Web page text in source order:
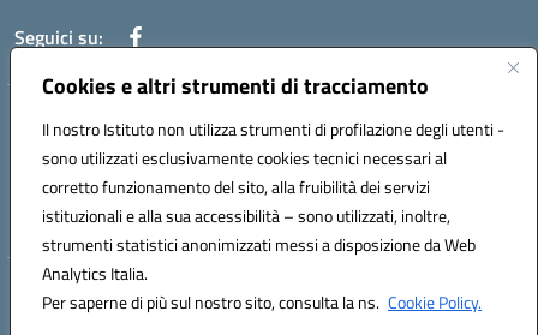
Cookies e altri strumenti di tracciamento
Il nostro Istituto non utilizza strumenti di profilazione degli utenti -
sono utilizzati esclusivamente cookies tecnici necessari al
corretto funzionamento del sito, alla fruibilità dei servizi
istituzionali e alla sua accessibilità – sono utilizzati, inoltre,
strumenti statistici anonimizzati messi a disposizione da Web
Analytics Italia.
Per saperne di più sul nostro sito, consulta la ns. Cookie Policy.
Seguici su:
Telefono: 0881814875
Mail: fgic86100g@istruzione.it PEC: fgic86100g@pec.istruzione.it
Codice univoco ufficio: UF0Y26 Codice IPA: istsc_fgic86100g
Codice meccanografico: FGIC86100G
Codice fiscale: 80030630711
Hosting & Powered by 3D Solution S.r.l.
Concept & Design by Designers Italia